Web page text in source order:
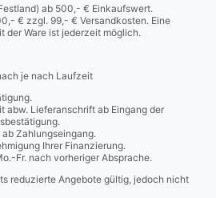
ab 500,- € Einkaufswert.
€ zzgl. 99,- € Versandkosten. Eine
der Ware ist jederzeit möglich.
je nach Laufzeit
abw. Lieferanschrift ab Eingang der
Zahlungseingang.
Ihrer Finanzierung.
Fr. nach vorheriger Absprache.
reduzierte Angebote gültig, jedoch nicht